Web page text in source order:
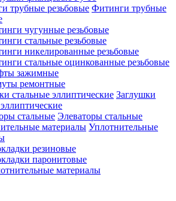
Фитинги трубные
чугунные резьбовые
стальные резьбовые
никелированные резьбовые
стальные оцинкованные резьбовые
зажимные
ремонтные
Заглушки
Элеваторы стальные
Уплотнительные
резиновые
паронитовые
материалы